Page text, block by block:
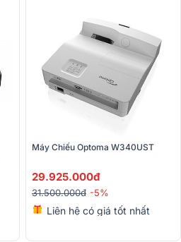
Máy Chiếu Optoma W340UST
29.925.000đ
31.500.000đ -5%
Liên hệ có giá tốt nhất